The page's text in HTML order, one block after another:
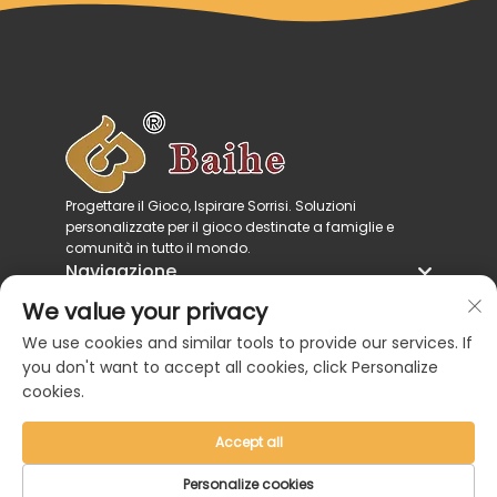
Progettare il Gioco, Ispirare Sorrisi. Soluzioni
personalizzate per il gioco destinate a famiglie e
comunità in tutto il mondo.
Navigazione
Contattaci
Copyright © 2026 di Zhejiang Baihe Industrial
Informativa sulla privacy
We value your privacy
We use cookies and similar tools to provide our services. If
you don't want to accept all cookies, click Personalize
cookies.
Personalize cookies
Accept all